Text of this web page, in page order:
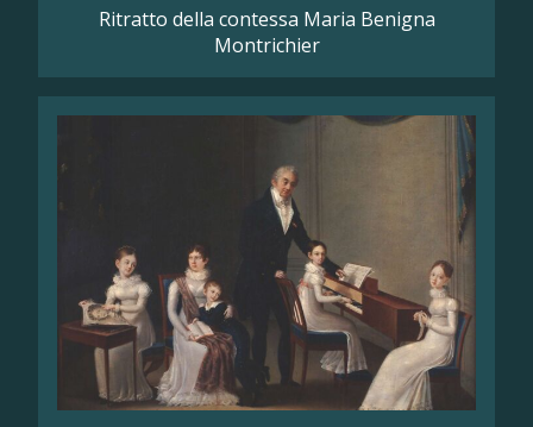
Ritratto della contessa Maria Benigna
Montrichier